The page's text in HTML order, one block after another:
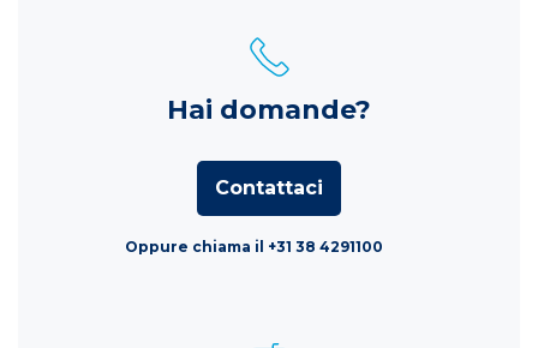
Hai domande?
Contattaci
Oppure chiama il +31 38 4291100